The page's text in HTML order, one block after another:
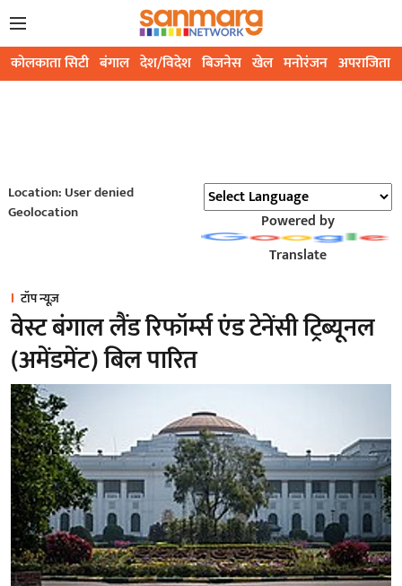
कोलकाता सिटी बंगाल देश/विदेश बिजनेस खेल मनोरंजन अपराजिता
Location: User denied
Geolocation
Powered by
Translate
टॉप न्यूज़
वेस्ट बंगाल लैंड रिफॉर्म्स एंड टेनेंसी ट्रिब्यूनल
(अमेंडमेंट) बिल पारित